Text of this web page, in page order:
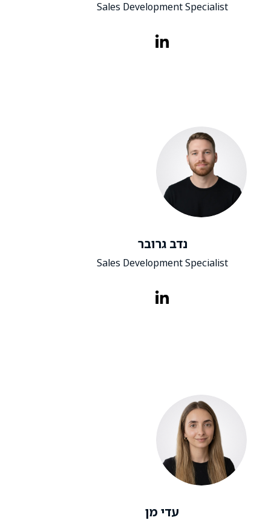
Sales Development Specialist
נדב גרובר
Sales Development Specialist
עדי מן